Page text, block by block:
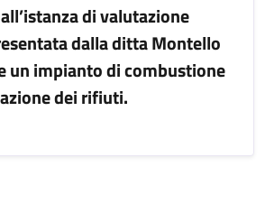
di valutazione
dalla ditta Montello
un impianto di combustione
dei rifiuti.